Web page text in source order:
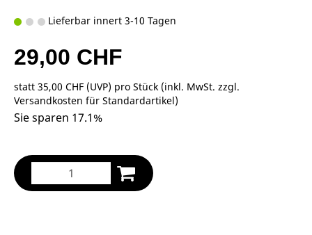
Lieferbar innert 3-10 Tagen
29,00 CHF
statt 35,00 CHF (UVP) pro Stück (inkl. MwSt. zzgl.
Versandkosten für Standardartikel)
Sie sparen 17.1%